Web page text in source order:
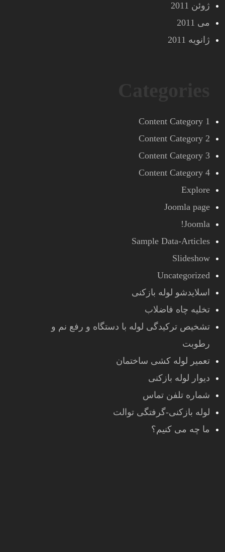
ژوئن 2011
می 2011
ژانویه 2011
Content Category 1
Content Category 2
Content Category 3
Content Category 4
Explore
Joomla page
Joomla!
Sample Data-Articles
Slideshow
Uncategorized
اسلایدشو لوله بازکنی
تخلیه چاه فاضلاب
تشخیص ترکیدگی لوله با دستگاه و رفع نم و
رطوبت
تعمیر لوله کشی ساختمان
دیوار لوله بازکنی
شماره تلفن تماس
لوله بازکنی-گرفتگی توالت
ما چه می کنیم؟